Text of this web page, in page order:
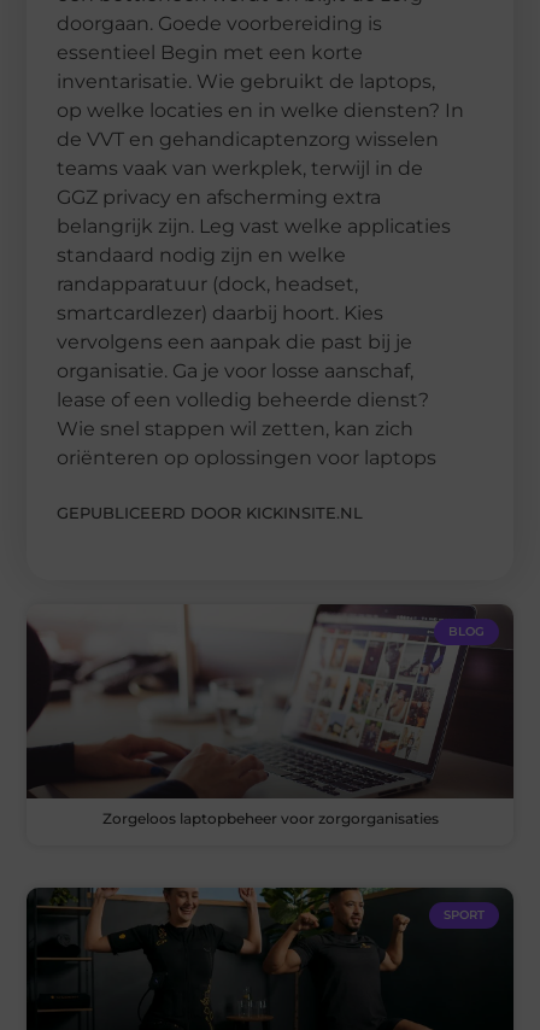
doorgaan. Goede voorbereiding is
essentieel Begin met een korte
inventarisatie. Wie gebruikt de laptops,
op welke locaties en in welke diensten? In
de VVT en gehandicaptenzorg wisselen
teams vaak van werkplek, terwijl in de
GGZ privacy en afscherming extra
belangrijk zijn. Leg vast welke applicaties
standaard nodig zijn en welke
randapparatuur (dock, headset,
smartcardlezer) daarbij hoort. Kies
vervolgens een aanpak die past bij je
organisatie. Ga je voor losse aanschaf,
lease of een volledig beheerde dienst?
Wie snel stappen wil zetten, kan zich
oriënteren op oplossingen voor laptops
GEPUBLICEERD DOOR KICKINSITE.NL
BLOG
Zorgeloos laptopbeheer voor zorgorganisaties
SPORT